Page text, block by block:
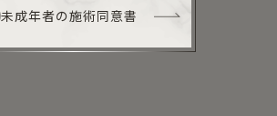
未成年者の施術同意書